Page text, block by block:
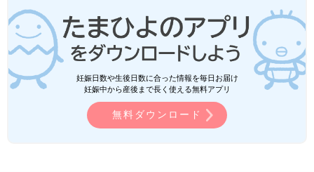
尿意を感じにくくなる
分娩時は排尿に関連する神経が圧迫されて鈍感になりがちです。
さらに麻酔の作用によって排尿に関連する筋肉の動きが抑えられ
るため、排尿しにくくなります。そのため、分娩中は細い管を尿
道に入れて導尿します。
電気が走るような痛み
妊娠日数や生後日数に合った情報を毎日お届け
妊娠中から産後まで長く使える無料アプリ
無料ダウンロード